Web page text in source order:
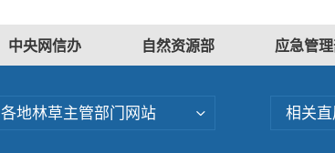
中央网信办 自然资源部 应急管
各地林草主管部门网站 相关